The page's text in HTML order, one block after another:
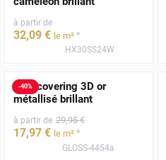
à partir de
32,09 € le m² *
HX30SS24W
-40%
Film covering 3D or
métallisé brillant
à partir de 29,95 €
17,97 € le m² *
GLOSS-4454a